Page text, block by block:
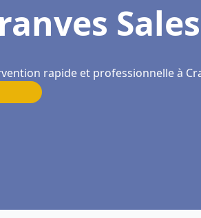
Sales
rapide et professionnelle à